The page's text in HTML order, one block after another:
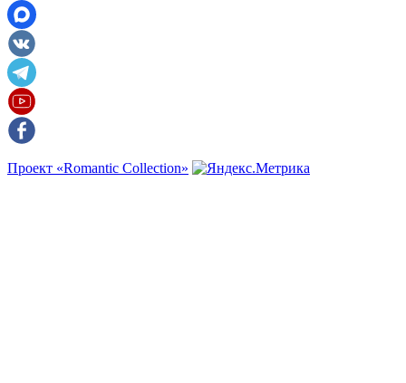
Проект «Romantic Collection»